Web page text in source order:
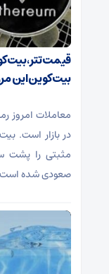
بیت‌کوین این
معاملات امروز
در بازار است.
مثبتی را پشت
صعودی شده